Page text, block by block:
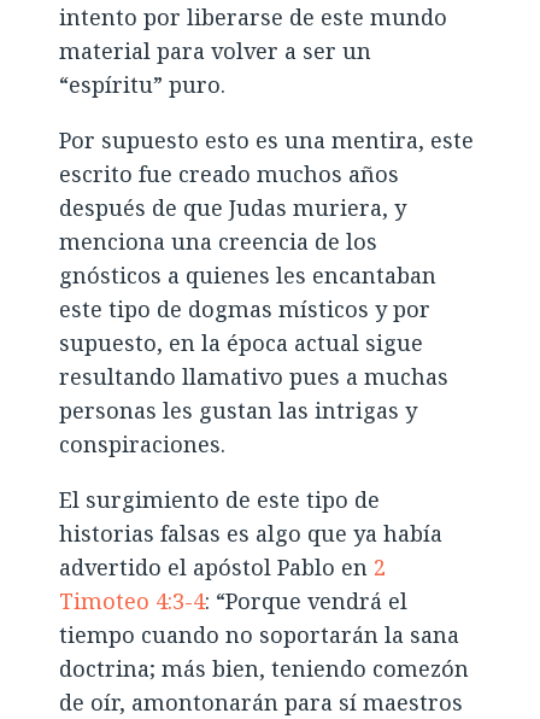
intento por liberarse de este mundo
material para volver a ser un
“espíritu” puro.
Por supuesto esto es una mentira, este
escrito fue creado muchos años
después de que Judas muriera, y
menciona una creencia de los
gnósticos a quienes les encantaban
este tipo de dogmas místicos y por
supuesto, en la época actual sigue
resultando llamativo pues a muchas
personas les gustan las intrigas y
conspiraciones.
El surgimiento de este tipo de
historias falsas es algo que ya había
advertido el apóstol Pablo en 2
Timoteo 4:3-4: “Porque vendrá el
tiempo cuando no soportarán la sana
doctrina; más bien, teniendo comezón
de oír, amontonarán para sí maestros